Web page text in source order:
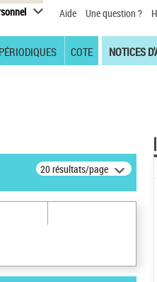
Aide Une question ?
PÉRIODIQUES COTE NOTICES
20 résultats/page